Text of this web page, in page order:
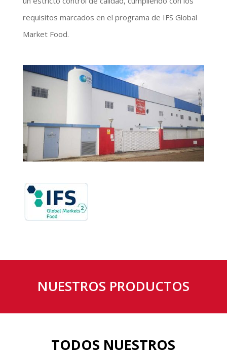
requisitos marcados en el programa de IFS Global
Market Food.
NUESTROS PRODUCTOS
TODOS NUESTROS